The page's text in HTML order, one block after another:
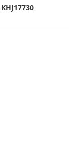
KHJ17730